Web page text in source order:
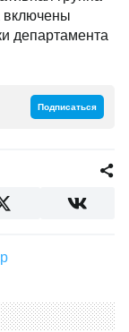
включены
департамента
Подписаться